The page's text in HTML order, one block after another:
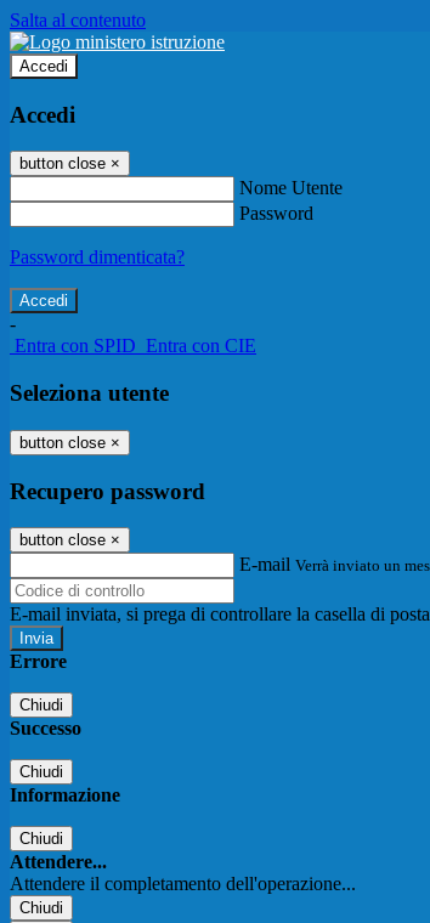
Salta al contenuto
Accedi
Accedi
button close ×
Nome Utente
Password
Password dimenticata?
-
Entra con SPID Entra con CIE
Seleziona utente
button close ×
Recupero password
button close ×
E-mail Verrà inviato un
E-mail inviata, si prega di controllare la casella di
Errore
Chiudi
Successo
Chiudi
Informazione
Chiudi
Attendere...
Attendere il completamento dell'operazione...
Chiudi